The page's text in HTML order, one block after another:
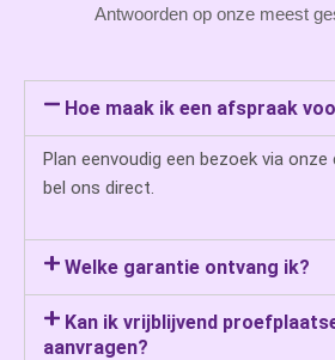
Antwoorden op onze meest
Hoe maak ik een afspraak
Plan eenvoudig een bezoek via
bel ons direct.
Welke garantie ontvang ik?
Kan ik vrijblijvend
aanvragen?